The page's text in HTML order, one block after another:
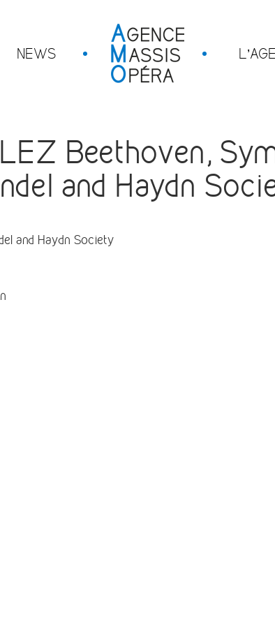
NEWS
Beethoven,
and Haydn
and Haydn Society